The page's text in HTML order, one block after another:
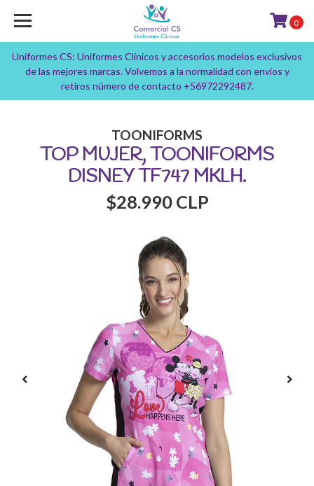
Uniformes CS: Uniformes Clínicos y accesorios modelos exclusivos
de las mejores marcas. Volvemos a la normalidad con envíos y
retiros número de contacto +56972292487.
0
TOONIFORMS
TOP MUJER, TOONIFORMS
DISNEY TF747 MKLH.
$28.990 CLP